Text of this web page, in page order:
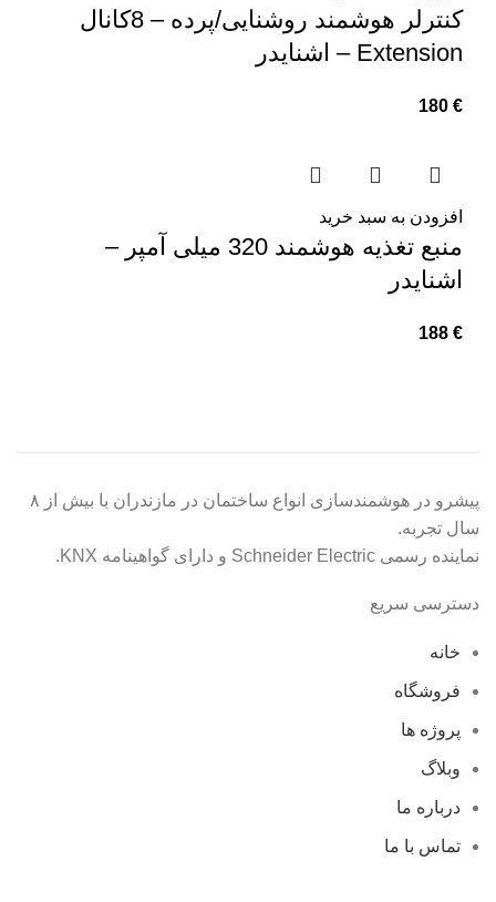
کنترلر هوشمند روشنایی/پرده – 8کانال
Extension – اشنایدر
180 €
افزودن به سبد خرید
منبع تغذیه هوشمند 320 میلی آمپر –
اشنایدر
188 €
پیشرو در هوشمندسازی انواع ساختمان در مازندران با بیش از ۸
سال تجربه.
نماینده رسمی Schneider Electric و دارای گواهینامه KNX.
دسترسی سریع
خانه
فروشگاه
پروژه ها
وبلاگ
درباره ما
تماس با ما